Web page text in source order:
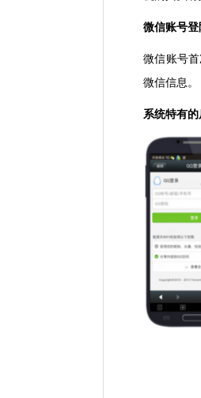
微信账号
微信账号
微信信息。
系统特有